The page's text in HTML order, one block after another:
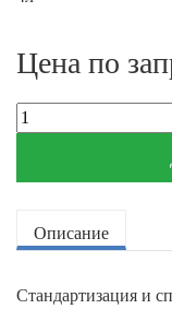
Цена по
Описание
Стандартизация и